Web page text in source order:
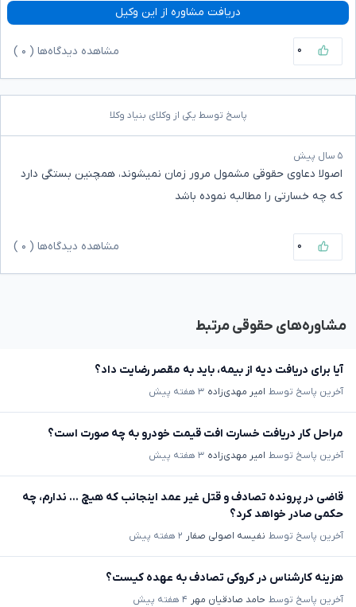
دریافت مشاوره از این وکیل
۰ مشاهده دیدگاه‌ها ( ۰
پاسخ توسط یکی از وکلای بنیاد وکلا
۵ سال پیش
اصولا دعاوی حقوقی مشمول مرور زمان نمیشوند، همچنین بستگی دارد
که چه خسارتی را مطالبه نموده باشد
۰ مشاهده دیدگاه‌ها ( ۰
مشاوره‌های حقوقی مرتبط
آیا برای دریافت دیه از بیمه، باید به مقصر رضایت داد؟
آخرین پاسخ توسط امیر مهدی‌زاده ۳ هفته پیش
مراحل کار دریافت خسارت افت قیمت خودرو به چه صورت است؟
آخرین پاسخ توسط امیر مهدی‌زاده ۳ هفته پیش
قاضی در پرونده تصادف و قتل غیر عمد اینجانب که هیچ ... ندارم، چه
حکمی صادر خواهد کرد؟
آخرین پاسخ توسط نفیسه اصولی صفار ۲ هفته پیش
هزینه کارشناس در کروکی تصادف به عهده کیست؟
آخرین پاسخ توسط حامد صادقیان مهر ۴ هفته پیش